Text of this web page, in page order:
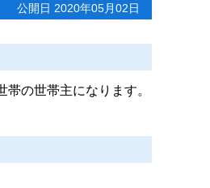
公開日 2020年05月02日
の世帯主になります。